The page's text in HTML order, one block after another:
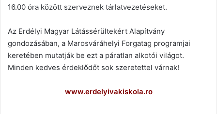
16.00 óra között szerveznek tárlatvezetéseket.
Az Erdélyi Magyar Látássérültekért Alapítvány
gondozásában, a Marosváráhelyi Forgatag programjai
keretében mutatják be ezt a páratlan alkotói világot.
Minden kedves érdeklődőt sok szeretettel várnak!
www.erdelyivakiskola.ro